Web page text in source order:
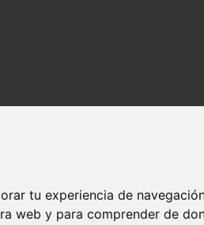
tu experiencia de
web y para comprender de